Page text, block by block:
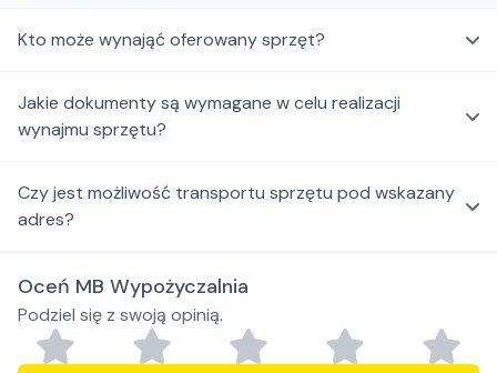
Kto może wynająć oferowany sprzęt?
Jakie dokumenty są wymagane w celu realizacji
wynajmu sprzętu?
Czy jest możliwość transportu sprzętu pod wskazany
adres?
Oceń MB Wypożyczalnia
Podziel się z swoją opinią.